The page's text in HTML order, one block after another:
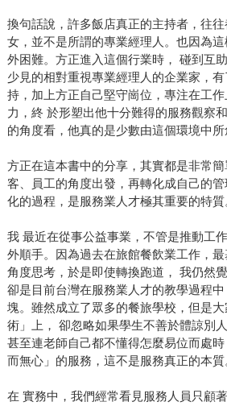
換句話說，許多飯店真正的主持者，往
女，並不是所謂的專業經理人。也因為
外困難。方正進入這個行業時， 碰到互
少見的相對重視專業經理人的企業家，
持，加上方正自己堅守崗位，專注在工
力，終 於形塑出他十分難得的服務觀察
的角度看，他真的是少數由這個環境中所
方正在這本書中的分享，其實都是非常
客、員工的角度出發，再轉化成自己的
化的過程，是服務業人才極其重要的特質
我 最近在從事公益事業，不管是推動工
外順手。因為過去在旅館餐飲業工作，
角度思考，於是即使轉換跑道， 我仍然
卻是目前台灣在服務業人才的教學過程
塊。雖然成立了眾多的餐旅學校，但是
術」上， 卻忽略如果學生不善於體諒別
甚至連老師自己都不懂得怎麼易位而處
而無心」的服務，這不是服務真正的本質
在 實務中，我們經常看見服務人員只顧